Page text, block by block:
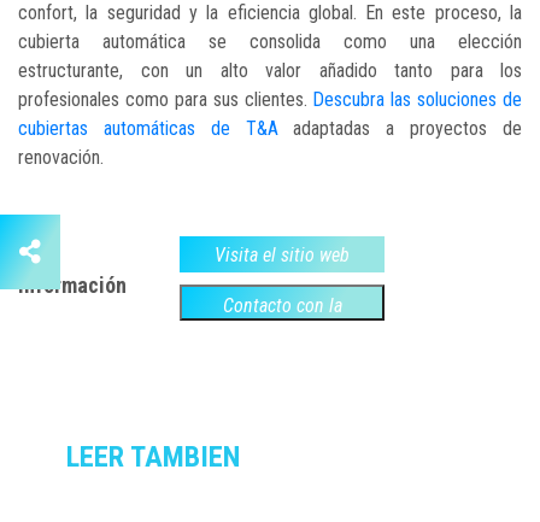
confort, la seguridad y la eficiencia global. En este proceso, la
cubierta automática se consolida como una elección
estructurante, con un alto valor añadido tanto para los
profesionales como para sus clientes. Descubra las soluciones de
cubiertas automáticas de T&Aadaptadas a proyectos de
renovación.
Más
información
Visita el sitio web
Contacto con la
LEER TAMBIEN